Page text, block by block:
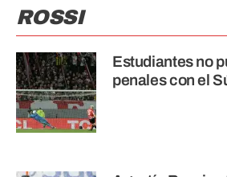
ROSSI
Estudiantes no
penales con el